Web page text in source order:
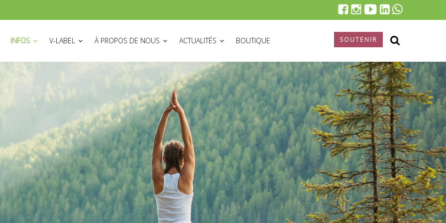
INFOS V-LABEL À PROPOS DE NOUS ACTUALITÉS BOUTIQUE SOUTENIR